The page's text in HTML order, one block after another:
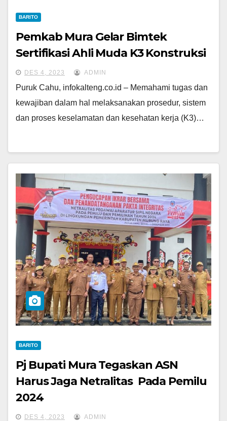
BARITO
Pemkab Mura Gelar Bimtek
Sertifikasi Ahli Muda K3 Konstruksi
DES 4, 2023 ADMIN
Puruk Cahu, infokalteng.co.id – Memahami tugas dan
kewajiban dalam hal melaksanakan prosedur, sistem
dan proses keselamatan dan kesehatan kerja (K3)…
BARITO
Pj Bupati Mura Tegaskan ASN
Harus Jaga Netralitas Pada Pemilu
2024
DES 4, 2023 ADMIN